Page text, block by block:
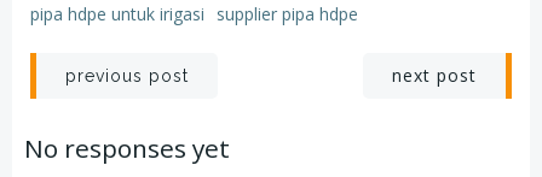
pipa hdpe untuk irigasi
supplier pipa hdpe
Post
navigation
previous post next post
No responses yet